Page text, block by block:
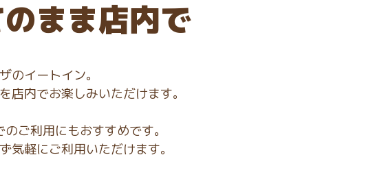
まま店内で
のイートイン。
店内でお楽しみいただけます。
ご利用にもおすすめです。
気軽にご利用いただけます。